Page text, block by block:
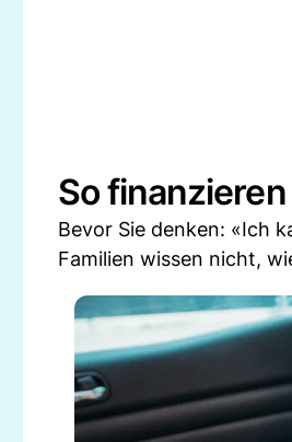
So
Bevor Sie denken: «Ich
Familien wissen nicht,